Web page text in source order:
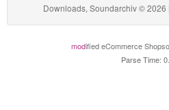
Downloads, Soundarchiv ©
modified eCommerce
Parse Time: